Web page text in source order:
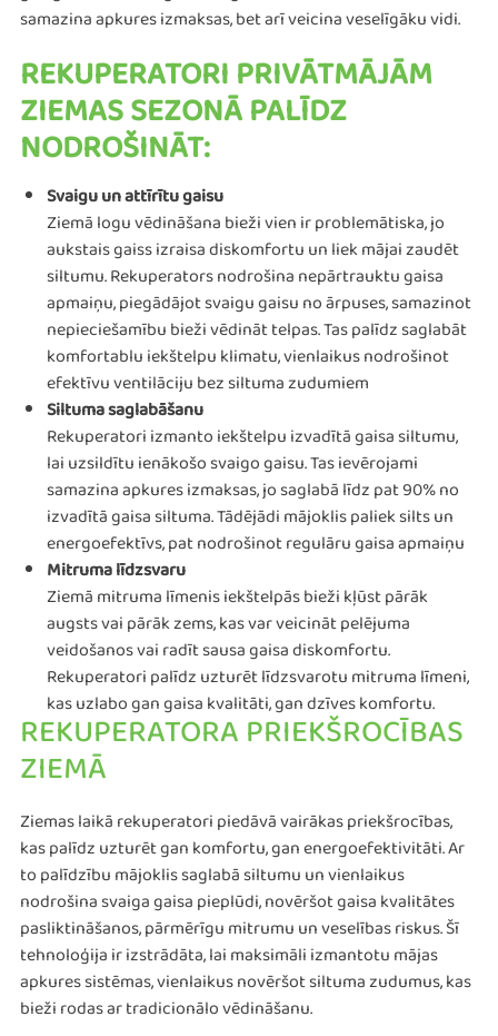
samazina apkures izmaksas, bet arī veicina veselīgāku vidi.
REKUPERATORI PRIVĀTMĀJĀM
ZIEMAS SEZONĀ PALĪDZ
NODROŠINĀT:
Svaigu un attīrītu gaisu
Ziemā logu vēdināšana bieži vien ir problemātiska, jo
aukstais gaiss izraisa diskomfortu un liek mājai zaudēt
siltumu. Rekuperators nodrošina nepārtrauktu gaisa
apmaiņu, piegādājot svaigu gaisu no ārpuses, samazinot
nepieciešamību bieži vēdināt telpas. Tas palīdz saglabāt
komfortablu iekštelpu klimatu, vienlaikus nodrošinot
efektīvu ventilāciju bez siltuma zudumiem
Siltuma saglabāšanu
Rekuperatori izmanto iekštelpu izvadītā gaisa siltumu,
lai uzsildītu ienākošo svaigo gaisu. Tas ievērojami
samazina apkures izmaksas, jo saglabā līdz pat 90% no
izvadītā gaisa siltuma. Tādējādi mājoklis paliek silts un
energoefektīvs, pat nodrošinot regulāru gaisa apmaiņu​
Mitruma līdzsvaru
Ziemā mitruma līmenis iekštelpās bieži kļūst pārāk
augsts vai pārāk zems, kas var veicināt pelējuma
veidošanos vai radīt sausa gaisa diskomfortu.
Rekuperatori palīdz uzturēt līdzsvarotu mitruma līmeni,
kas uzlabo gan gaisa kvalitāti, gan dzīves komfortu​.
REKUPERATORA PRIEKŠROCĪBAS
ZIEMĀ
Ziemas laikā rekuperatori piedāvā vairākas priekšrocības,
kas palīdz uzturēt gan komfortu, gan energoefektivitāti. Ar
to palīdzību mājoklis saglabā siltumu un vienlaikus
nodrošina svaiga gaisa pieplūdi, novēršot gaisa kvalitātes
pasliktināšanos, pārmērīgu mitrumu un veselības riskus. Šī
tehnoloģija ir izstrādāta, lai maksimāli izmantotu mājas
apkures sistēmas, vienlaikus novēršot siltuma zudumus, kas
bieži rodas ar tradicionālo vēdināšanu.